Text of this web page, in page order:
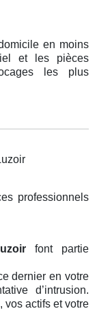
en moins
et les pièces
les plus
professionnels
font partie
dernier en votre
d’intrusion.
vos actifs et votre